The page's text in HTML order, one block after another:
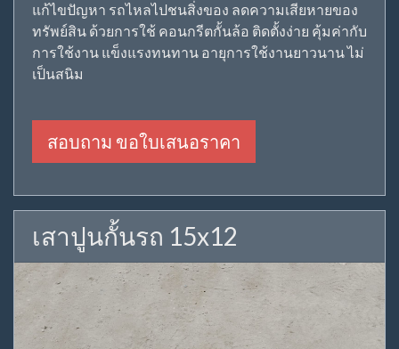
แก้ไขปัญหา รถไหลไปชนสิ่งของ ลดความเสียหายของ
ทรัพย์สิน ด้วยการใช้ คอนกรีตกั้นล้อ ติดตั้งง่าย คุ้มค่ากับ
การใช้งาน แข็งแรงทนทาน อายุการใช้งานยาวนาน ไม่
เป็นสนิม
สอบถาม ขอใบเสนอราคา
เสาปูนกั้นรถ 15x12